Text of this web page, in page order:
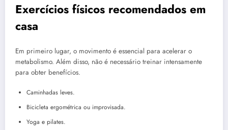
Exercícios físicos recomendados em
casa
Em primeiro lugar, o movimento é essencial para acelerar o
metabolismo. Além disso, não é necessário treinar intensamente
para obter benefícios.
Caminhadas leves.
Bicicleta ergométrica ou improvisada.
Yoga e pilates.